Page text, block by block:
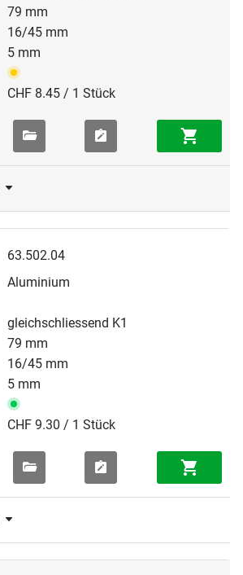
79 mm
16/45 mm
5 mm
CHF 8.45 / 1 Stück
63.502.04
Aluminium
gleichschliessend K1
79 mm
16/45 mm
5 mm
CHF 9.30 / 1 Stück